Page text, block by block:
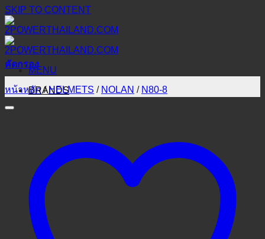
SKIP TO CONTENT
MENU
BRANDS
คัดกรอง
หน้าหลัก / HELMETS / NOLAN / N80-8